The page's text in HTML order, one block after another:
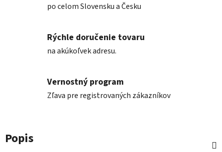
po celom Slovensku a Česku
Rýchle doručenie tovaru
na akúkoľvek adresu.
Vernostný program
Zľava pre registrovaných zákazníkov
Popis